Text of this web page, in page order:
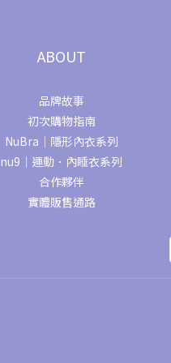
ABOUT
品牌故事
初次購物指南
NuBra｜隱形內衣系列
nu9｜運動．內睡衣系列
合作夥伴
實體販售通路